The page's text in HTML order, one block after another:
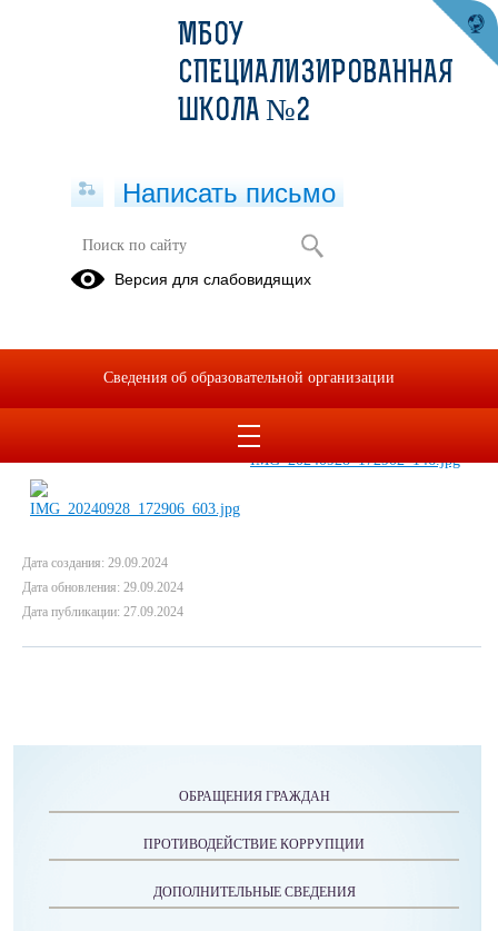
Акция благотворительности и
милосердия «Белый цветок»
Дата создания: 29.09.2024
Дата обновления: 29.09.2024
Дата публикации: 27.09.2024
ОБРАЩЕНИЯ ГРАЖДАН
ПРОТИВОДЕЙСТВИЕ КОРРУПЦИИ
ДОПОЛНИТЕЛЬНЫЕ СВЕДЕНИЯ
МБОУ
СПЕЦИАЛИЗИРОВАННАЯ
ШКОЛА №2
Написать письмо
Версия для слабовидящих
Сведения об образовательной организации